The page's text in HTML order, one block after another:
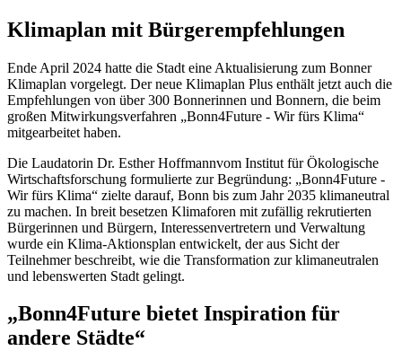
Klimaplan mit Bürgerempfehlungen
Ende April 2024 hatte die Stadt eine Aktualisierung zum Bonner
Klimaplan vorgelegt. Der neue Klimaplan Plus enthält jetzt auch die
Empfehlungen von über 300 Bonnerinnen und Bonnern, die beim
großen Mitwirkungsverfahren „Bonn4Future - Wir fürs Klima“
mitgearbeitet haben.
Die Laudatorin Dr. Esther Hoffmannvom Institut für Ökologische
Wirtschaftsforschung formulierte zur Begründung: „Bonn4Future -
Wir fürs Klima“ zielte darauf, Bonn bis zum Jahr 2035 klimaneutral
zu machen. In breit besetzen Klimaforen mit zufällig rekrutierten
Bürgerinnen und Bürgern, Interessenvertretern und Verwaltung
wurde ein Klima-Aktionsplan entwickelt, der aus Sicht der
Teilnehmer beschreibt, wie die Transformation zur klimaneutralen
und lebenswerten Stadt gelingt.
„Bonn4Future bietet Inspiration für
andere Städte“